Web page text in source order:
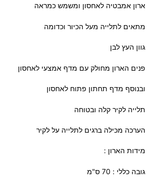
ארון אמבטיה לאחסון ומשמש כמראה
מתאים לתלייה מעל הכיור וכדומה
גוון העץ לבן
פנים הארון מחולק עם מדף אמצעי לאחסון
ובנוסף מדף תחתון פתוח לאחסון
תלייה לקיר קלה ובטוחה
הערכה מכילה ברגים לתלייה על לקיר
מידות הארון :
גובה כללי : 70 ס"מ